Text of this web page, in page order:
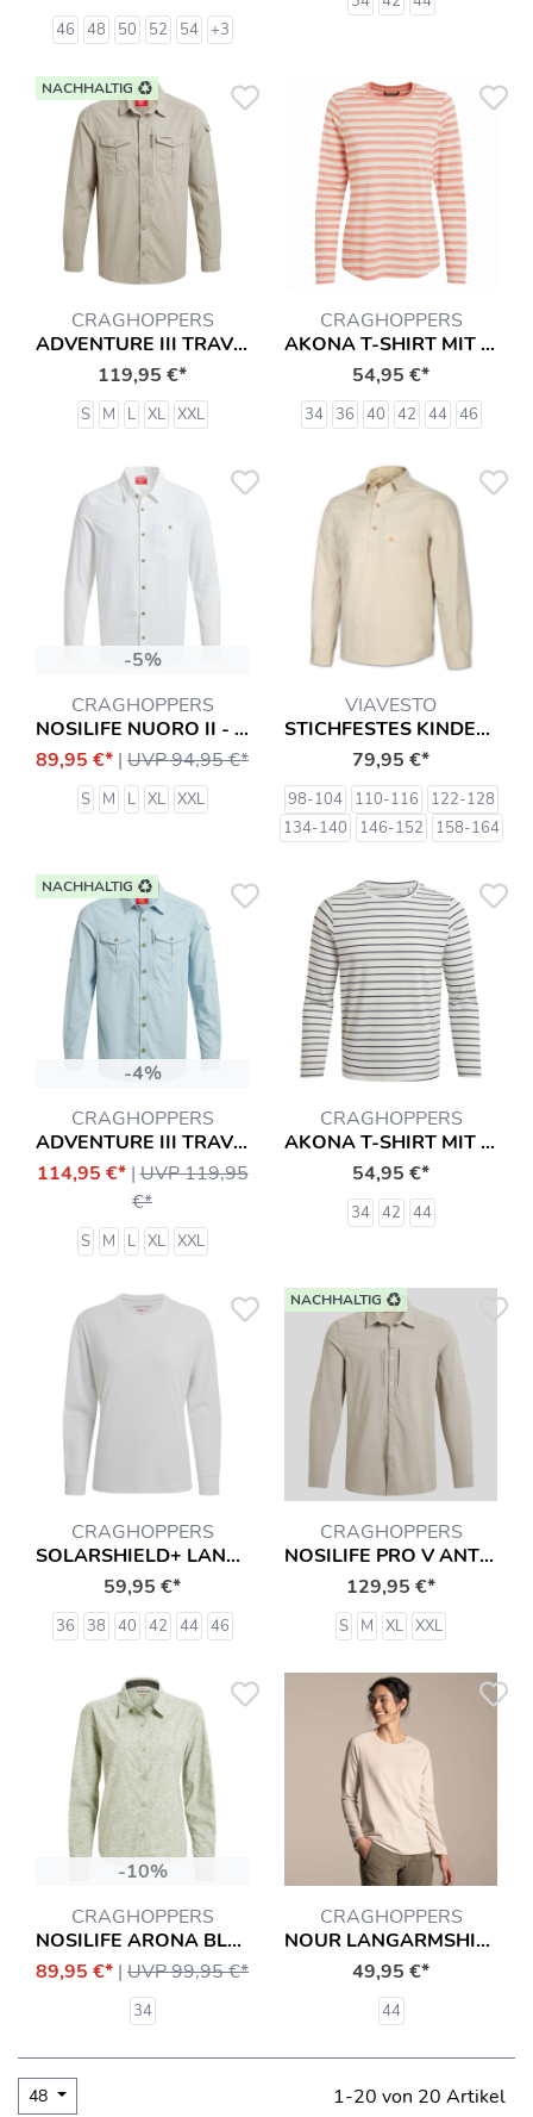
46 48 50 52 54 +3
NACHHALTIG
CRAGHOPPERS
ADVENTURE III TRAVEL HEMD
119,95 €*
S M L XL XXL
CRAGHOPPERS
AKONA T-SHIRT MIT INSEKTENSCHUTZ LANGARMSHIRT HEMD
54,95 €*
34 36 40 42 44 46
-5%
CRAGHOPPERS
NOSILIFE NUORO II - HEMD MIT ANTI-INSEKT-SCHUTZ
89,95 €* | UVP 94,95 €*
S M L XL XXL
VIAVESTO
STICHFESTES KINDERHEMD CRIANSA
79,95 €*
98-104 110-116
122-128
134-140
146-152 158-164
-4%
NACHHALTIG
CRAGHOPPERS
ADVENTURE III TRAVEL HEMD
114,95 €* |UVP 119,95
€*
S M L XL XXL
CRAGHOPPERS
AKONA T-SHIRT MIT INSEKTENSCHUTZ LANGARMSHIRT HEMD
54,95 €*
34 42 44
CRAGHOPPERS
SOLARSHIELD+ LANGARMSHIRT T-SHIRT MIT INSEKTENSCHUTZ (LONG SLEEVED) HEMD
59,95 €*
36 38 40 42 44 46
NACHHALTIG
CRAGHOPPERS
NOSILIFE PRO V ANTI-INSEKT HEMD
129,95 €*
S M XL XXL
-10%
CRAGHOPPERS
NOSILIFE ARONA BLUSE HEMD
89,95 €* | UVP 99,95 €*
34
CRAGHOPPERS
NOUR LANGARMSHIRT T-SHIRT MIT INSEKTENSCHUTZ (LONG SLEEVED) HEMD
49,95 €*
44
48 1-20 von 20 Artikel